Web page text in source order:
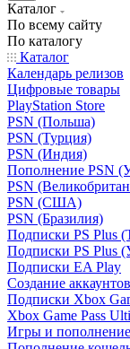
Каталог
По всему сайту
По каталогу
Каталог
Календарь релизов
Цифровые товары
PlayStation Store
PSN (Польша)
PSN (Турция)
PSN (Индия)
Пополнение PSN
PSN
PSN (США)
PSN (Бразилия)
Подписки PS Plus
Подписки PS Plus
Подписки EA Play
Создание
Подписки Xbox
Xbox Game Pass
Игры и